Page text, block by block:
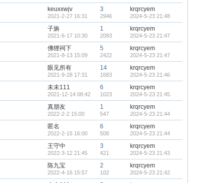
keuxxwjv
2021-2-27 16:31
3
2946
krqrcyem
2024-5-23 21:48
子旃
2021-6-17 10:30
1
2093
krqrcyem
2024-5-23 21:47
佛狸祠下
2021-8-13 15:09
5
2422
krqrcyem
2024-5-23 21:47
眼见所有
2021-9-28 17:31
14
1683
krqrcyem
2024-5-23 21:46
未未111
2021-12-14 08:42
6
1023
krqrcyem
2024-5-23 21:45
真朋友
2022-2-2 15:00
1
547
krqrcyem
2024-5-23 21:44
匿名
2022-2-15 16:00
6
508
krqrcyem
2024-5-23 21:44
王守中
2022-3-12 21:45
3
421
krqrcyem
2024-5-23 21:43
陈九宝
2022-4-16 15:57
2
102
krqrcyem
2024-5-23 21:42